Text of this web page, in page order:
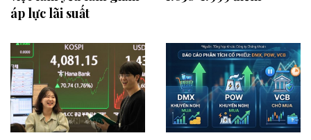
áp lực lãi suất